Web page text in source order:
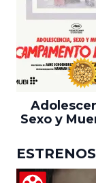
Sexo y
Miasma